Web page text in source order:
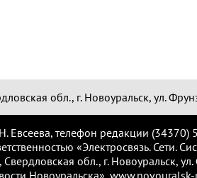
обл., г. Новоуральск, ул.
Евсеева, телефон редакции (34370)
«Электросвязь. Сети.
обл., г. Новоуральск,